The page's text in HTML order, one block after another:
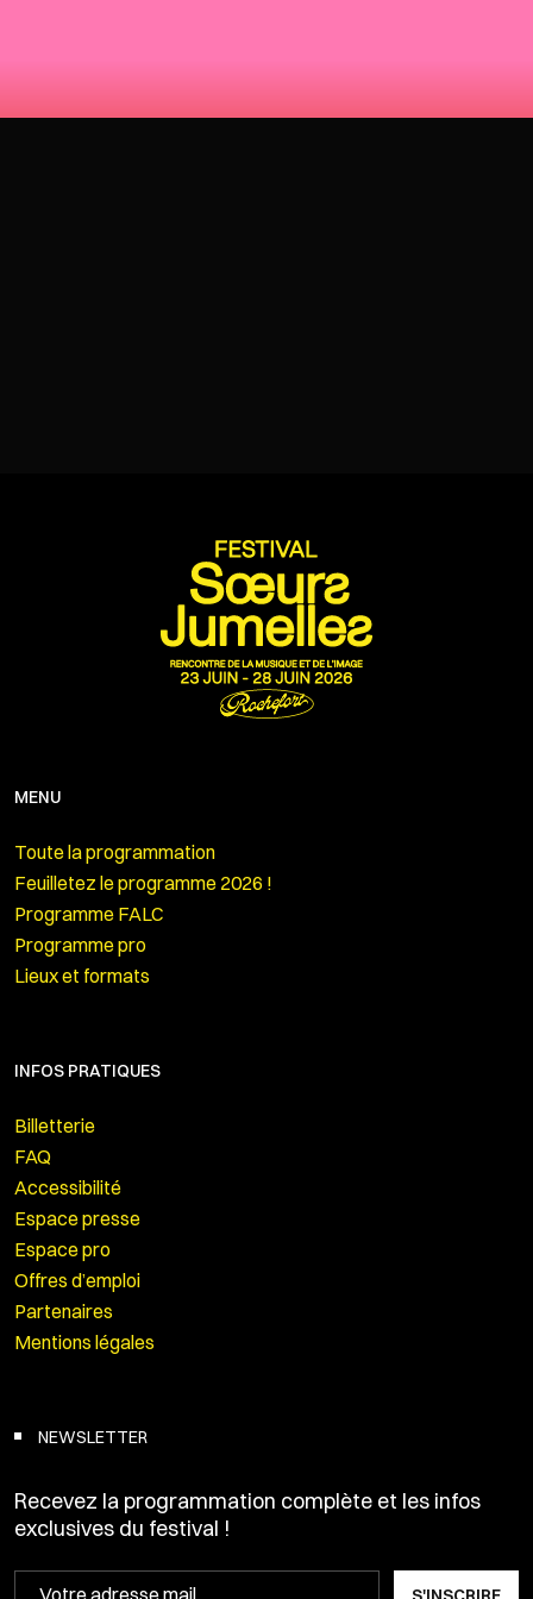
MENU
Toute la programmation
Feuilletez le programme 2026 !
Programme FALC
Programme pro
Lieux et formats
INFOS PRATIQUES
Billetterie
FAQ
Accessibilité
Espace presse
Espace pro
Offres d’emploi
Partenaires
Mentions légales
NEWSLETTER
Recevez la programmation complète et les infos
exclusives du festival !